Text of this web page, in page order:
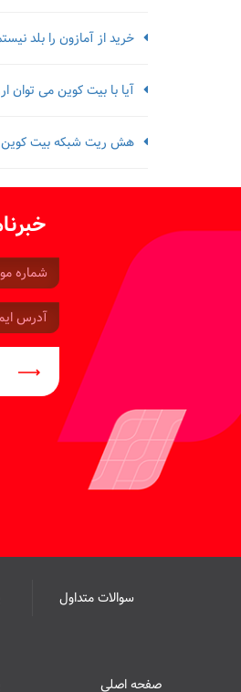
خرید از آمازون را بلد
آیا با بیت کوین می توان
هش ریت شبکه بیت کوین در هفته
شماره
موبایل:
آدرس
ایمیل:
سوالات متداول
صفحه اصلی